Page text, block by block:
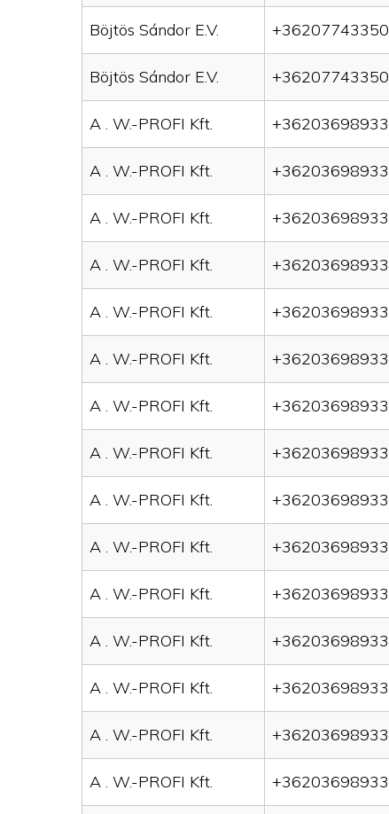
Böjtös Sándor E.V. +36207743350
Böjtös Sándor E.V. +36207743350
A . W.-PROFI Kft. +36203698933
A . W.-PROFI Kft. +36203698933
A . W.-PROFI Kft. +36203698933
A . W.-PROFI Kft. +36203698933
A . W.-PROFI Kft. +36203698933
A . W.-PROFI Kft. +36203698933
A . W.-PROFI Kft. +36203698933
A . W.-PROFI Kft. +36203698933
A . W.-PROFI Kft. +36203698933
A . W.-PROFI Kft. +36203698933
A . W.-PROFI Kft. +36203698933
A . W.-PROFI Kft. +36203698933
A . W.-PROFI Kft. +36203698933
A . W.-PROFI Kft. +36203698933
A . W.-PROFI Kft. +36203698933